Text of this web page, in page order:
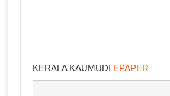
KERALA KAUMUDI EPAPER